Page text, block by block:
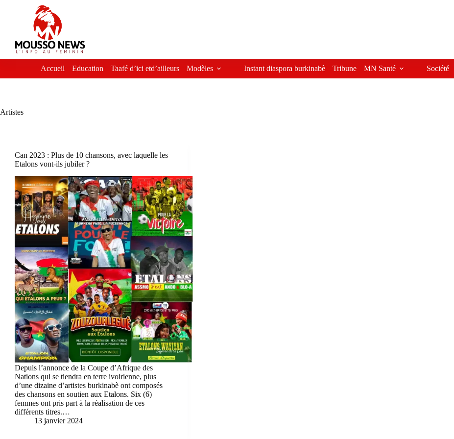
Accueil Education Taafé d’ici etd’ailleurs Modèles Instant diaspora burkinabè Tribune MN Santé Société
Artistes
Can 2023 : Plus de 10 chansons, avec laquelle les
Etalons vont-ils jubiler ?
Depuis l’annonce de la Coupe d’Afrique des
Nations qui se tiendra en terre ivoirienne, plus
d’une dizaine d’artistes burkinabè ont composés
des chansons en soutien aux Etalons. Six (6)
femmes ont pris part à la réalisation de ces
différents titres.…
13 janvier 2024